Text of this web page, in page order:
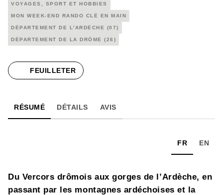
VOYAGES, SPORT ET HOBBIES
MON WEEK-END RANDO CLÉ EN MAIN
DÉPARTEMENT DE L'ARDÈCHE (07)
DÉPARTEMENT DE LA DRÔME (26)
FEUILLETER
RÉSUMÉ DÉTAILS AVIS
FR EN
Du Vercors drômois aux gorges de l’Ardèche, en
passant par les montagnes ardéchoises et la